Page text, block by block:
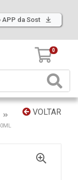
APP da Sost
0
VOLTAR